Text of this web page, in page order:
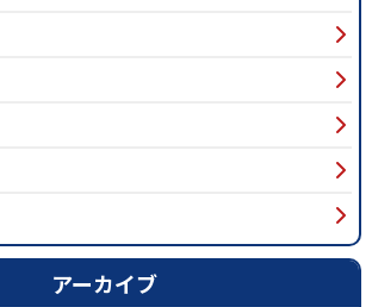
アーカイブ